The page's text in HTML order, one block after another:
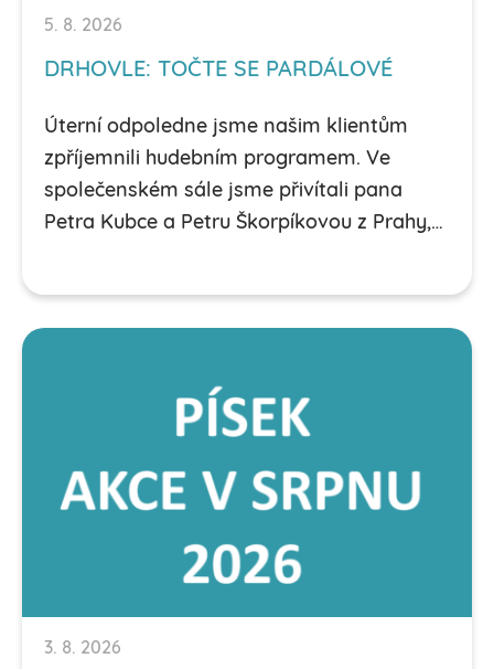
5. 8. 2026
DRHOVLE: TOČTE SE PARDÁLOVÉ
Úterní odpoledne jsme našim klientům
zpříjemnili hudebním programem. Ve
společenském sále jsme přivítali pana
Petra Kubce a Petru Škorpíkovou z Prahy,…
3. 8. 2026